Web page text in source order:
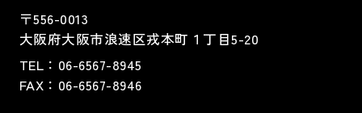
〒556-0013
大阪府大阪市浪速区戎本町１丁目5-20
TEL： 06-6567-8945
FAX：06-6567-8946